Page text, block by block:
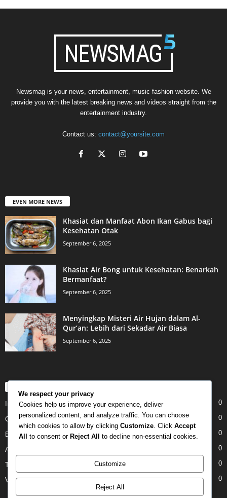
Newsmag is your news, entertainment, music fashion website. We
provide you with the latest breaking news and videos straight from the
entertainment industry.
Contact us: contact@yoursite.com
EVEN MORE NEWS
Khasiat dan Manfaat Abon Ikan Gabus bagi
Kesehatan Otak
September 6, 2025
Khasiat Air Bong untuk Kesehatan: Benarkah
Bermanfaat?
September 6, 2025
Menyingkap Misteri Air Hujan dalam Al-
Qur’an: Lebih dari Sekadar Air Biasa
September 6, 2025
Internet 0
Gadgets 0
Entertainment 0
Apple 0
Tech 0
Video 0
We respect your privacy
Cookies help us improve your experience, deliver
personalized content, and analyze traffic. You can choose
which cookies to allow by clicking Customize . Click Accept
All to consent or Reject All to decline non-essential cookies.
Customize
Reject All